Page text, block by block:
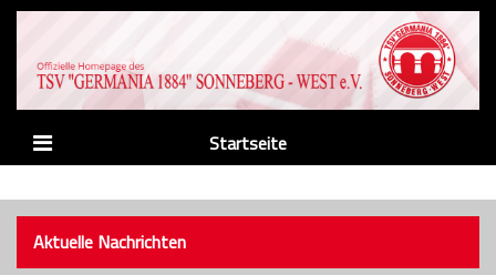
Startseite
Aktuelle Nachrichten